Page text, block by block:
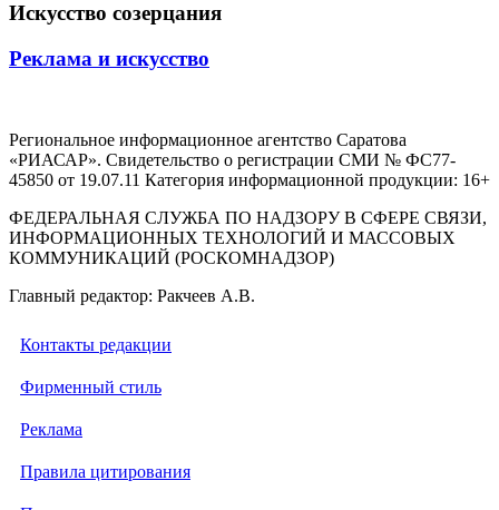
Искусство созерцания
Реклама и искусство
Региональное информационное агентство Саратова
«РИАСАР». Свидетельство о регистрации СМИ № ФС77-
45850 от 19.07.11 Категория информационной продукции: 16+
ФЕДЕРАЛЬНАЯ СЛУЖБА ПО НАДЗОРУ В СФЕРЕ СВЯЗИ,
ИНФОРМАЦИОННЫХ ТЕХНОЛОГИЙ И МАССОВЫХ
КОММУНИКАЦИЙ (РОСКОМНАДЗОР)
Главный редактор: Ракчеев А.В.
Контакты редакции
Фирменный стиль
Реклама
Правила цитирования